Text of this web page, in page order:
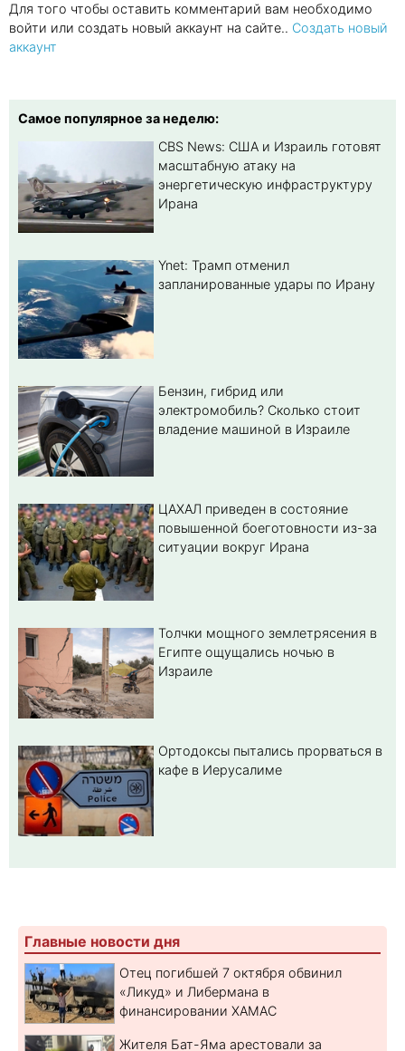
Для того чтобы оставить комментарий вам необходимо
войти или создать новый аккаунт на сайте.. Создать новый
аккаунт
Самое популярное за неделю:
CBS News: США и Израиль готовят
масштабную атаку на
энергетическую инфраструктуру
Ирана
Ynet: Трамп отменил
запланированные удары по Ирану
Бензин, гибрид или
электромобиль? Cколько стоит
владение машиной в Израиле
ЦАХАЛ приведен в состояние
повышенной боеготовности из-за
ситуации вокруг Ирана
Толчки мощного землетрясения в
Египте ощущались ночью в
Израиле
Ортодоксы пытались прорваться в
кафе в Иерусалиме
Главные новости дня
Отец погибшей 7 октября обвинил
«Ликуд» и Либермана в
финансировании ХАМАС
Жителя Бат-Яма арестовали за